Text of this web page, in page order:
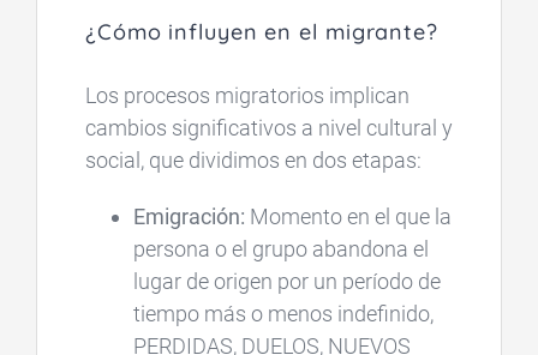
¿Cómo influyen en el migrante?
Los procesos migratorios implican
cambios significativos a nivel cultural y
social, que dividimos en dos etapas:
Emigración: Momento en el que la
persona o el grupo abandona el
lugar de origen por un período de
tiempo más o menos indefinido,
PERDIDAS, DUELOS, NUEVOS